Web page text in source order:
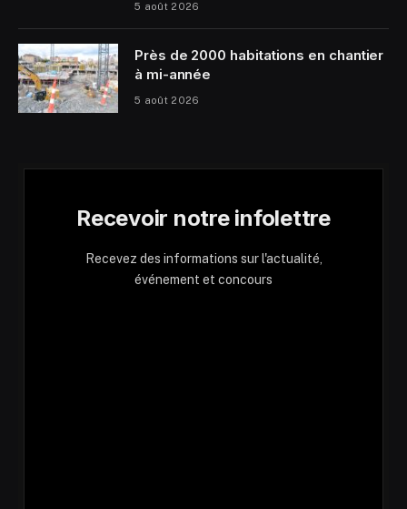
5 août 2026
Près de 2000 habitations en chantier
à mi-année
5 août 2026
Recevoir notre infolettre
Recevez des informations sur l'actualité,
événement et concours